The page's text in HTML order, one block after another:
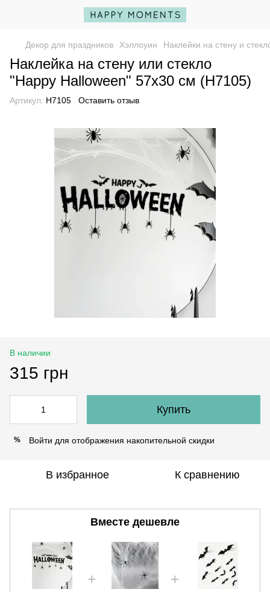
Декор для праздников Хэллоуин Наклейки на стену и
Наклейка на стену или стекло
"Happy Halloween" 57x30 cм (H7105)
Артикул: H7105 Оставить отзыв
В наличии
315 грн
Купить
% Войти для отображения накопительной скидки
В избранное К сравнению
Вместе дешевле